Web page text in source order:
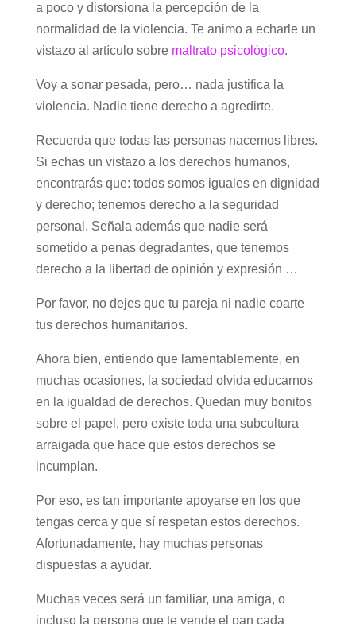
a poco y distorsiona la percepción de la
normalidad de la violencia. Te animo a echarle un
vistazo al artículo sobremaltrato psicológico.
Voy a sonar pesada, pero… nada justifica la
violencia. Nadie tiene derecho a agredirte.
Recuerda que todas las personas nacemos libres.
Si echas un vistazo a los derechos humanos,
encontrarás que: todos somos iguales en dignidad
y derecho; tenemos derecho a la seguridad
personal. Señala además que nadie será
sometido a penas degradantes, que tenemos
derecho a la libertad de opinión y expresión …
Por favor, no dejes que tu pareja ni nadie coarte
tus derechos humanitarios.
Ahora bien, entiendo que lamentablemente, en
muchas ocasiones, la sociedad olvida educarnos
en la igualdad de derechos. Quedan muy bonitos
sobre el papel, pero existe toda una subcultura
arraigada que hace que estos derechos se
incumplan.
Por eso, es tan importante apoyarse en los que
tengas cerca y que sí respetan estos derechos.
Afortunadamente, hay muchas personas
dispuestas a ayudar.
Muchas veces será un familiar, una amiga, o
incluso la persona que te vende el pan cada